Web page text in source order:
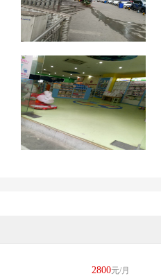
2800元/月